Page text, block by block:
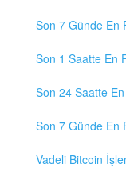
Son 7 Günde En
Son 1 Saatte En
Son 24 Saatte
Son 7 Günde En
Vadeli Bitcoin